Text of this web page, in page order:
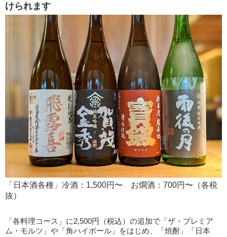
けられます
「日本酒各種」冷酒：1,500円〜 お燗酒：700円〜（各税
抜）
「各料理コース」に2,500円（税込）の追加で「ザ・プレミア
ム・モルツ」や「角ハイボール」をはじめ、「焼酎」「日本